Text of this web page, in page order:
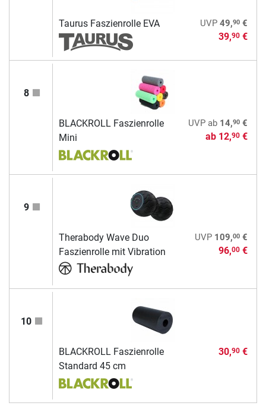
Taurus Faszienrolle EVA UVP 49,90€
39,90€
8
BLACKROLL Faszienrolle
Mini
UVPab 14,90€
ab 12,90€
9
Therabody Wave Duo
Faszienrolle mit Vibration
UVP 109,00€
96,00€
10
BLACKROLL Faszienrolle
Standard 45 cm
30,90€